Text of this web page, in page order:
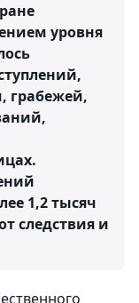
уровня
грабежей,
1,2 тысяч
следствия и